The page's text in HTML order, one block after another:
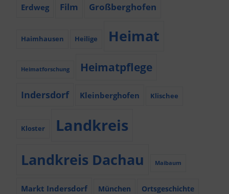
Erdweg Film Großberghofen
Haimhausen Heilige Heimat
Heimatforschung Heimatpflege
Indersdorf Kleinberghofen Klischee
Kloster Landkreis
Landkreis Dachau Maibaum
Markt Indersdorf München Ortsgeschichte